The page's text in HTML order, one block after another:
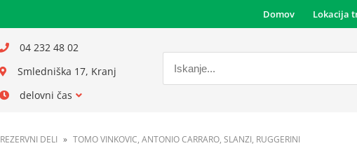
Domov Lokacija
04 232 48 02
Smledniška 17, Kranj
delovni čas
REZERVNI DELI TOMO VINKOVIC, ANTONIO CARRARO, SLANZI, RUGGERINI